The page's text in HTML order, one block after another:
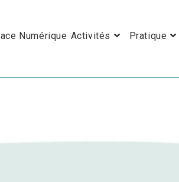
Numérique Activités Pratique